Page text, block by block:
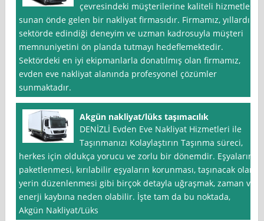
çevresindeki müşterilerine kaliteli hizmetler
sunan önde gelen bir nakliyat firmasıdır. Firmamız, yıllardır
sektörde edindiği deneyim ve uzman kadrosuyla müşteri
memnuniyetini ön planda tutmayı hedeflemektedir.
Sektördeki en iyi ekipmanlarla donatılmış olan firmamız,
evden eve nakliyat alanında profesyonel çözümler
sunmaktadır.
Akgün nakliyat/lüks taşımacılık
DENİZLİ Evden Eve Nakliyat Hizmetleri ile
Taşınmanızı Kolaylaştırın Taşınma süreci,
herkes için oldukça yorucu ve zorlu bir dönemdir. Eşyaların
paketlenmesi, kırılabilir eşyaların korunması, taşınacak olan
yerin düzenlenmesi gibi birçok detayla uğraşmak, zaman ve
enerji kaybına neden olabilir. İşte tam da bu noktada,
Akgün Nakliyat/Lüks